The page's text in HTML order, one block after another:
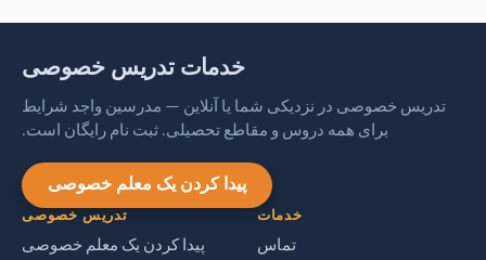
خدمات تدریس خصوصی
تدریس خصوصی در نزدیکی شما یا آنلاین — مدرسین واجد شرایط
برای همه دروس و مقاطع تحصیلی. ثبت نام رایگان است.
پیدا کردن یک معلم خصوصی
تدریس خصوصی
پیدا کردن یک معلم خصوصی
خدمات
تماس